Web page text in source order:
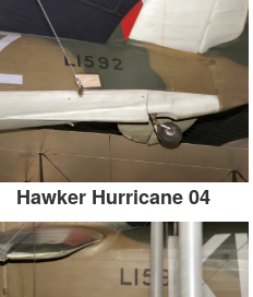
Hawker Hurricane 04